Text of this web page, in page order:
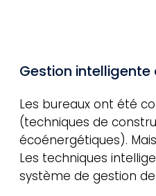
Gestion intelligente
Les bureaux ont été
(techniques de
écoénergétiques).
Les techniques
système de gestion